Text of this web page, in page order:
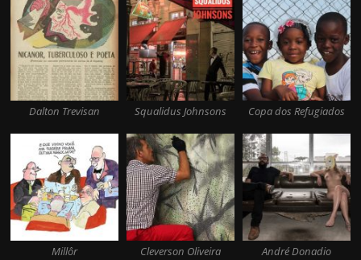
Dalton Trevisan Squalidus Johnsons Copa dos Refugiados
Millôr Cleverson Oliveira André Donadio